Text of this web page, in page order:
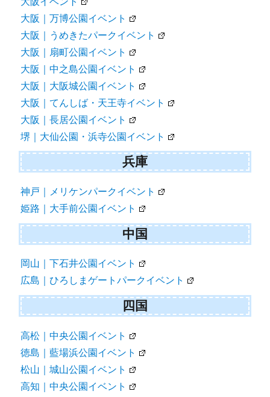
大阪｜万博公園イベント
大阪｜うめきたパークイベント
大阪｜扇町公園イベント
大阪｜中之島公園イベント
大阪｜大阪城公園イベント
大阪｜てんしば・天王寺イベント
大阪｜長居公園イベント
堺｜大仙公園・浜寺公園イベント
兵庫
神戸｜メリケンパークイベント
姫路｜大手前公園イベント
中国
岡山｜下石井公園イベント
広島｜ひろしまゲートパークイベント
四国
高松｜中央公園イベント
徳島｜藍場浜公園イベント
松山｜城山公園イベント
高知｜中央公園イベント